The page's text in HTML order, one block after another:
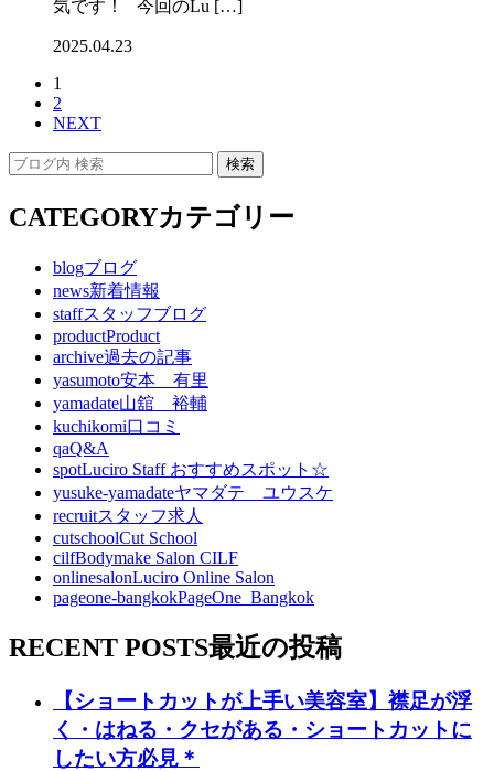
気です！ 今回のLu […]
2025.04.23
1
2
NEXT
CATEGORYカテゴリー
blogブログ
news新着情報
staffスタッフブログ
productProduct
archive過去の記事
yasumoto安本 有里
yamadate山舘 裕輔
kuchikomi口コミ
qaQ&A
spotLuciro Staff おすすめスポット☆
yusuke-yamadateヤマダテ ユウスケ
recruitスタッフ求人
cutschoolCut School
cilfBodymake Salon CILF
onlinesalonLuciro Online Salon
pageone-bangkokPageOne_Bangkok
RECENT POSTS最近の投稿
【ショートカットが上手い美容室】襟足が浮
く・はねる・クセがある・ショートカットに
したい方必見＊